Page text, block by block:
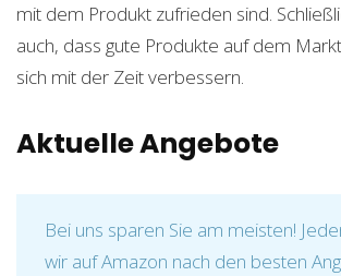
mit dem Produkt zufrieden sind.
auch, dass gute Produkte auf dem
sich mit der Zeit verbessern.
Aktuelle Angebote
Bei uns sparen Sie am meisten!
wir auf Amazon nach den besten